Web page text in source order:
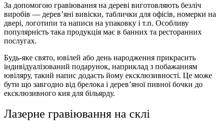
За допомогою гравіювання на дереві виготовляють безліч
виробів — дерев’яні вивіски, таблички для офісів, номерки на
двері, логотипи та написи на упаковку і т.п. Особливу
популярність така продукція має в банних та ресторанних
послугах.
Будь-яке свято, ювілей або день народження прикрасить
індивідуалізований подарунок, наприклад з побажанням
ювіляру, такий напис додасть йому ексклюзивності. Це може
бути що завгодно від брелока і дерев’яної пивної бочки до
ексклюзивного кия для більярду.
Лазерне гравіювання на склі